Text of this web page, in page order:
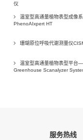
仪
温室型高通量植物表型成像
PhenoAIxpert HT
珊瑚原位呼吸代谢测量仪
温室型高通量植物表型平台
Greenhouse Scanalyzer
服务热线